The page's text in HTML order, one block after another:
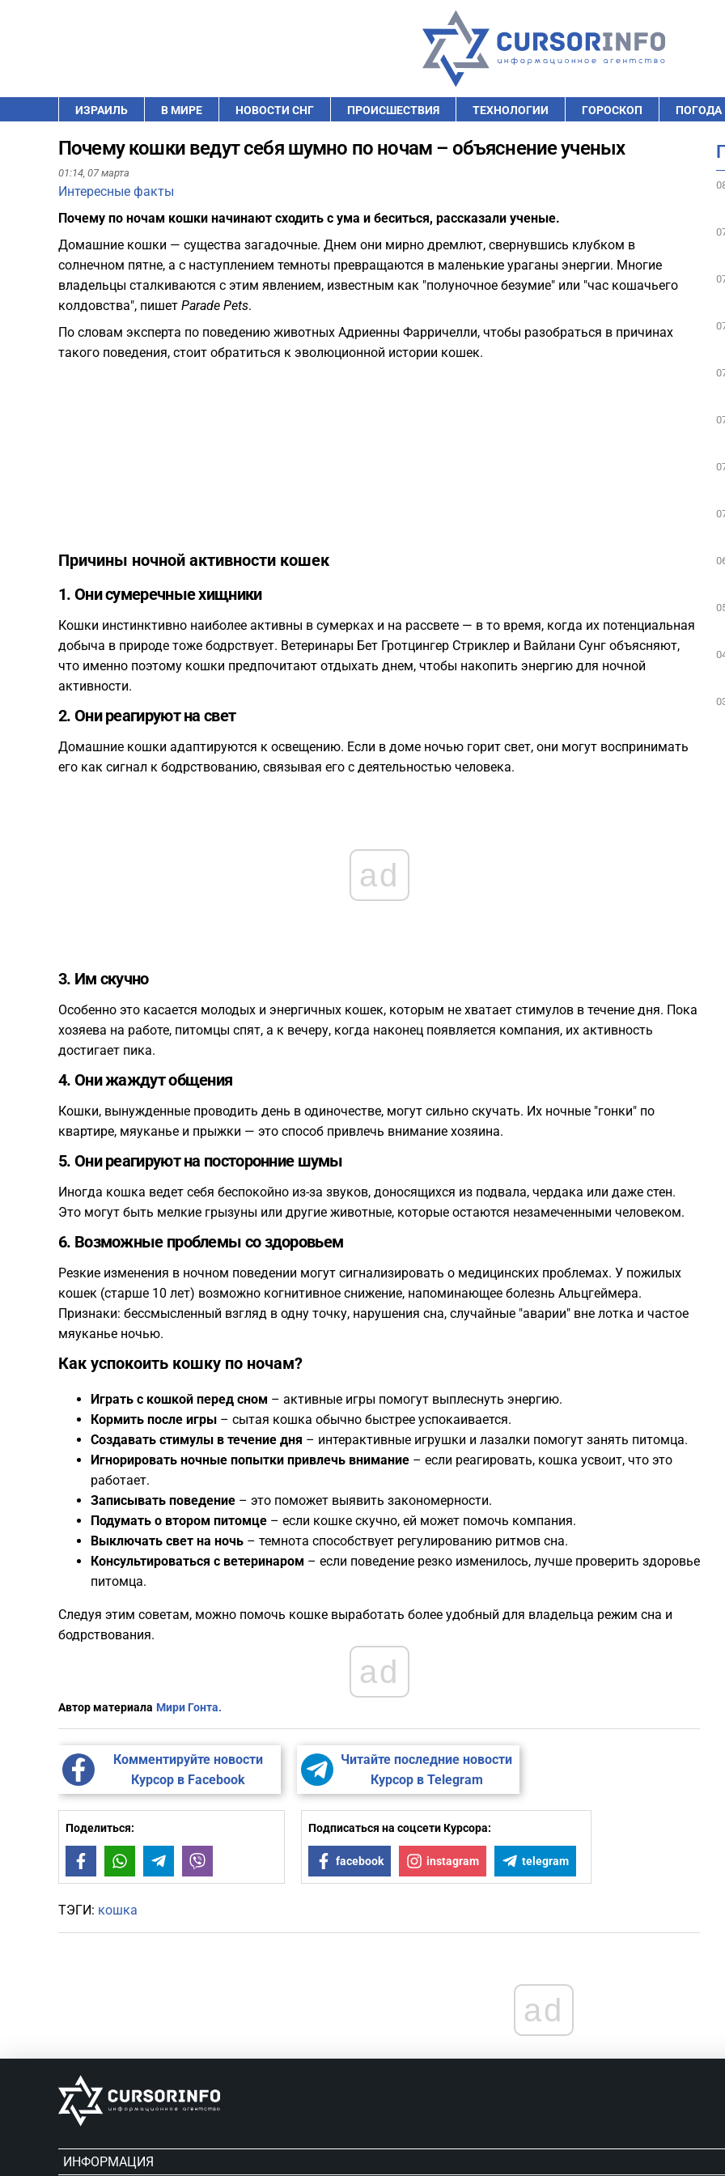
ИЗРАИЛЬ В МИРЕ НОВОСТИ СНГ ПРОИСШЕСТВИЯ ТЕХНОЛОГИИ ГОРОСКОП ПОГОДА
Почему кошки ведут себя шумно по ночам – объяснение ученых
01:14, 07 марта
Интересные факты
Почему по ночам кошки начинают сходить с ума и беситься, рассказали ученые.
Домашние кошки — существа загадочные. Днем они мирно дремлют, свернувшись клубком в
солнечном пятне, а с наступлением темноты превращаются в маленькие ураганы энергии. Многие
владельцы сталкиваются с этим явлением, известным как "полуночное безумие" или "час кошачьего
колдовства", пишет Parade Pets.
По словам эксперта по поведению животных Адриенны Фарричелли, чтобы разобраться в причинах
такого поведения, стоит обратиться к эволюционной истории кошек.
Причины ночной активности кошек
1. Они сумеречные хищники
Кошки инстинктивно наиболее активны в сумерках и на рассвете — в то время, когда их потенциальная
добыча в природе тоже бодрствует. Ветеринары Бет Гротцингер Стриклер и Вайлани Сунг объясняют,
что именно поэтому кошки предпочитают отдыхать днем, чтобы накопить энергию для ночной
активности.
2. Они реагируют на свет
Домашние кошки адаптируются к освещению. Если в доме ночью горит свет, они могут воспринимать
его как сигнал к бодрствованию, связывая его с деятельностью человека.
ad
3. Им скучно
Особенно это касается молодых и энергичных кошек, которым не хватает стимулов в течение дня. Пока
хозяева на работе, питомцы спят, а к вечеру, когда наконец появляется компания, их активность
достигает пика.
4. Они жаждут общения
Кошки, вынужденные проводить день в одиночестве, могут сильно скучать. Их ночные "гонки" по
квартире, мяуканье и прыжки — это способ привлечь внимание хозяина.
5. Они реагируют на посторонние шумы
Иногда кошка ведет себя беспокойно из-за звуков, доносящихся из подвала, чердака или даже стен.
Это могут быть мелкие грызуны или другие животные, которые остаются незамеченными человеком.
6. Возможные проблемы со здоровьем
Резкие изменения в ночном поведении могут сигнализировать о медицинских проблемах. У пожилых
кошек (старше 10 лет) возможно когнитивное снижение, напоминающее болезнь Альцгеймера.
Признаки: бессмысленный взгляд в одну точку, нарушения сна, случайные "аварии" вне лотка и частое
мяуканье ночью.
Как успокоить кошку по ночам?
Играть с кошкой перед сном – активные игры помогут выплеснуть энергию.
Кормить после игры – сытая кошка обычно быстрее успокаивается.
Создавать стимулы в течение дня – интерактивные игрушки и лазалки помогут занять питомца.
Игнорировать ночные попытки привлечь внимание – если реагировать, кошка усвоит, что это
работает.
Записывать поведение – это поможет выявить закономерности.
Подумать о втором питомце – если кошке скучно, ей может помочь компания.
Выключать свет на ночь – темнота способствует регулированию ритмов сна.
Консультироваться с ветеринаром – если поведение резко изменилось, лучше проверить здоровье
питомца.
Следуя этим советам, можно помочь кошке выработать более удобный для владельца режим сна и
бодрствования.
ad
Автор материала Мири Гонта.
Комментируйте новости
Курсор в Facebook
Читайте последние новости
Курсор в Telegram
Поделиться:
FacebookWhatsAppTelegram
Подписаться на соцсети Курсора:
facebook instagram telegram
ТЭГИ: кошка
ad
ИНФОРМАЦИЯ